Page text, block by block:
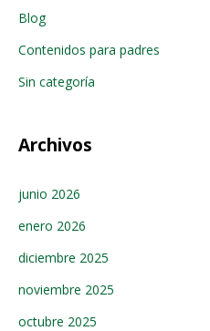
Blog
Contenidos para padres
Sin categoría
Archivos
junio 2026
enero 2026
diciembre 2025
noviembre 2025
octubre 2025